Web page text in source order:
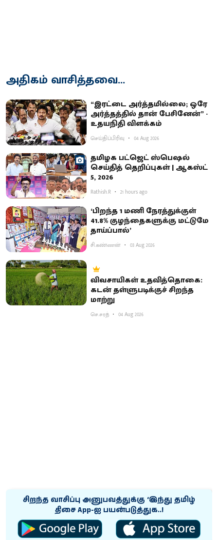
அதிகம் வாசித்தவை...
“இரட்டை அர்த்தமில்லை; ஒரே
அர்த்தத்தில் தான் பேசினேன்” -
உதயநிதி விளக்கம்
செய்திப்பிரிவு 04 Aug 2026
தமிழக பட்ஜெட் ஸ்பெஷல்
செய்தித் தெறிப்புகள் | ஆகஸ்ட்
5, 2026
Rathish.R 21 hours ago
‘பிறந்த 1 மணி நேரத்துக்குள்
41.8% குழந்தைகளுக்கு மட்டுமே
தாய்ப்பால்’
சி.கண்ணன் 03 Aug 2026
விவசாயிகள் உதவித்தொகை:
கடன் தள்ளுபடிக்குச் சிறந்த
மாற்று
செ.சரத் 04 Aug 2026
சிறந்த வாசிப்பு அனுபவத்துக்கு ‘இந்து தமிழ்
திசை App-ஐ பயன்படுத்துக..!